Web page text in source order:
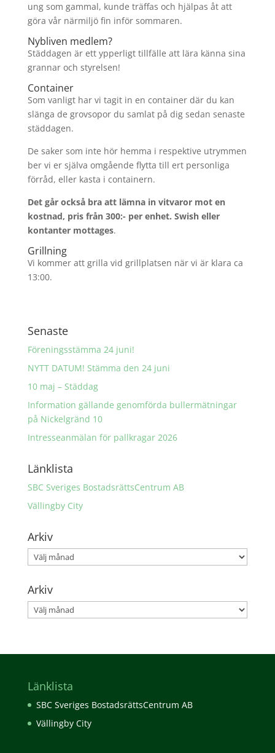
ung som gammal, kunde träffas och hjälpas åt att
göra vår närmiljö fin inför sommaren.
Nybliven medlem?
Städdagen är ett ypperligt tillfälle att lära känna sina
grannar och styrelsen!
Container
Som vanligt har vi tagit in en container där du kan
slänga de grovsopor du samlat på dig sedan senaste
städdagen.
De saker som inte hör hemma i respektive utrymmen
ber vi er själva omgående flytta till ert personliga
förråd, eller kasta i containern.
Det går också bra att lämna in vitvaror mot en
kostnad, pris från 300:- per enhet. Swish eller
kontanter mottages.
Grillning
Vi kommer att grilla vid grillplatsen när vi är klara ca
13:00.
Senaste
Föreningsstämma 24 juni!
NYTT DATUM! Stämma den 24 juni
10 maj – Städdag
Information gällande genomförda bullermätningar
på Nickelgränd 10
Intresseanmälan för pallkragar 2026
Länklista
SBC Sveriges BostadsrättsCentrum AB
Vällingby City
Arkiv
Arkiv
Arkiv
Arkiv
Länklista
SBC Sveriges BostadsrättsCentrum AB
Vällingby City